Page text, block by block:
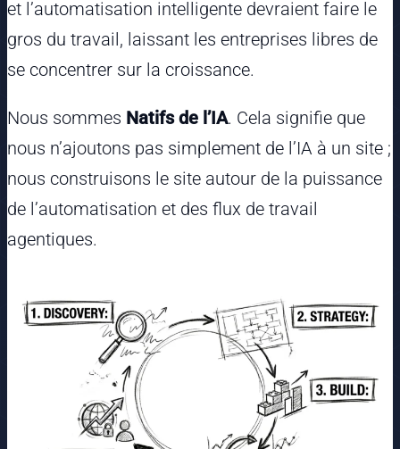
et l’automatisation intelligente devraient faire le
gros du travail, laissant les entreprises libres de
se concentrer sur la croissance.
Nous sommes Natifs de l’IA. Cela signifie que
nous n’ajoutons pas simplement de l’IA à un site ;
nous construisons le site autour de la puissance
de l’automatisation et des flux de travail
agentiques.